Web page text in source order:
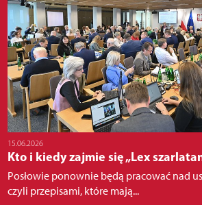
15.06.2026
Kto i kiedy zajmie się „Lex
Posłowie ponownie będą pracować nad
czyli przepisami, które mają...